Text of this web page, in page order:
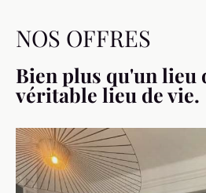
NOS OFFRES
Bien plus qu'un lieu
véritable lieu de vie.